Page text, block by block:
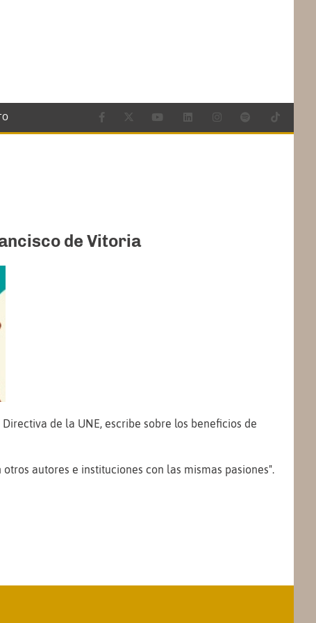
de Vitoria
Directiva de la UNE, escribe sobre los beneficios de
autores e instituciones con las mismas pasiones".